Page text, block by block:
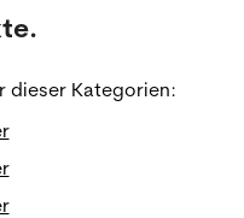
dieser Kategorien: